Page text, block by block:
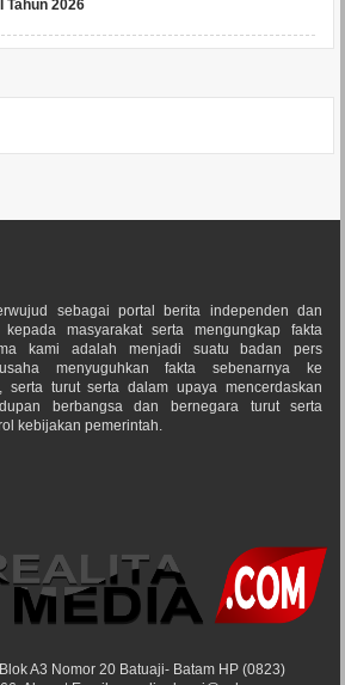
Tahun 2026
sebagai portal berita independen dan
kepada masyarakat serta mengungkap fakta
kami adalah menjadi suatu badan pers
menyuguhkan fakta sebenarnya ke
serta turut serta dalam upaya mencerdaskan
berbangsa dan bernegara turut serta
kebijakan pemerintah.
A3 Nomor 20 Batuaji- Batam HP (0823)